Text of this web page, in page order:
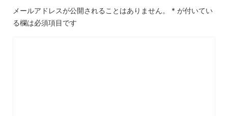
メールアドレスが公開されることはありません。 * が付いてい
る欄は必須項目です